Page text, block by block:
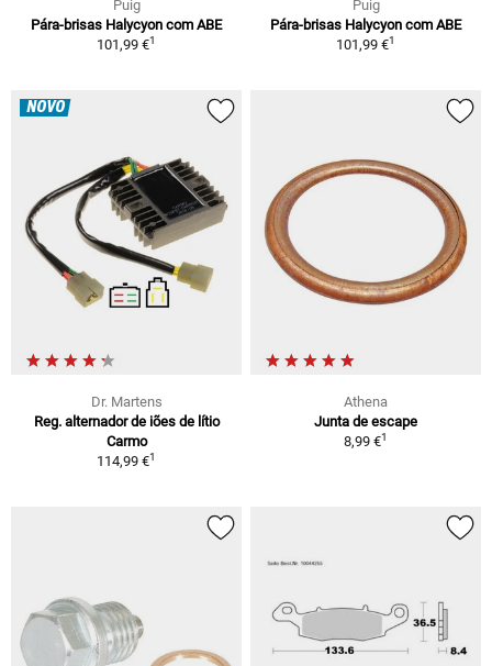
Puig
Pára-brisas Halycyon com ABE
101,99 €1
Puig
Pára-brisas Halycyon com ABE
101,99 €1
NOVO
Dr. Martens
Reg. alternador de iões de lítio
Carmo
114,99 €1
Athena
Junta de escape
8,99 €1